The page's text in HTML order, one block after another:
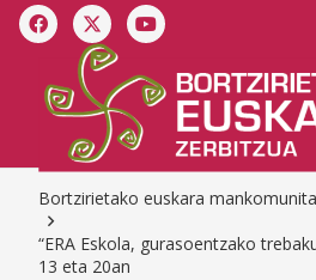
Bortzirietako euskara
“ERA Eskola, gurasoentzako
13 eta 20an